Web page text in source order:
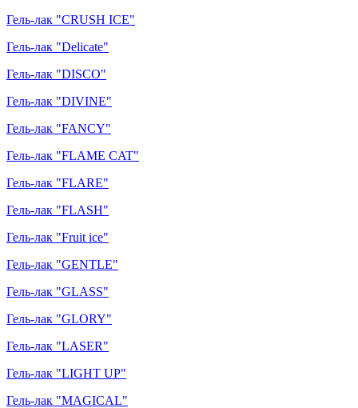
Гель-лак "CRUSH ICE"
Гель-лак "Delicate"
Гель-лак "DISCO"
Гель-лак "DIVINE"
Гель-лак "FANCY"
Гель-лак "FLAME CAT"
Гель-лак "FLARE"
Гель-лак "FLASH"
Гель-лак "Fruit ice"
Гель-лак "GENTLE"
Гель-лак "GLASS"
Гель-лак "GLORY"
Гель-лак "LASER"
Гель-лак "LIGHT UP"
Гель-лак "MAGICAL"